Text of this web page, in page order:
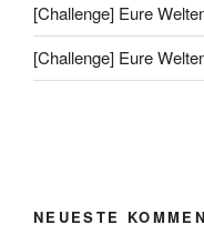
[Challenge] Eure
[Challenge] Eure
NEUESTE